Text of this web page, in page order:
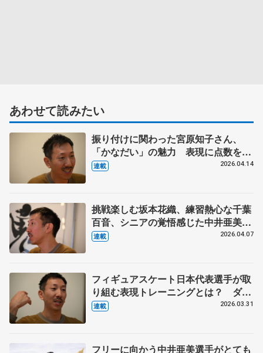
あわせて読みたい
振り付けに関わった宮原知子さん、
「かなだい」の魅力 表現に点数をつ
ける難しさとは? ダンサーで振付家
連載 2026.04.14
挑戦楽しむ坂本花織、練習熱心な千葉
百音、シニアの覚悟感じた中井亜美
ダンサー、振付家の小㞍健太さんが見
連載 2026.04.07
フィギュアスケート日本代表選手が取
り組む表現トレーニングとは？ ダン
サー、振付家の小㞍健太さんが伝えた
連載 2026.03.31
フリーに向かう中井亜美選手がとても